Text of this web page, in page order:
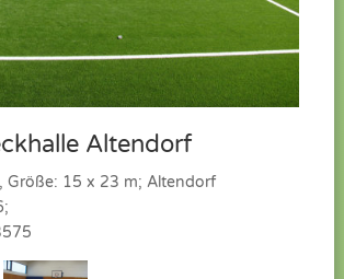
Altendorf
Größe: 15 x 23 m; Altendorf